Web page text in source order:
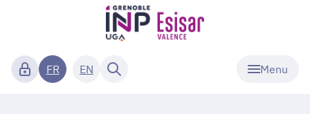
Menu
FR EN